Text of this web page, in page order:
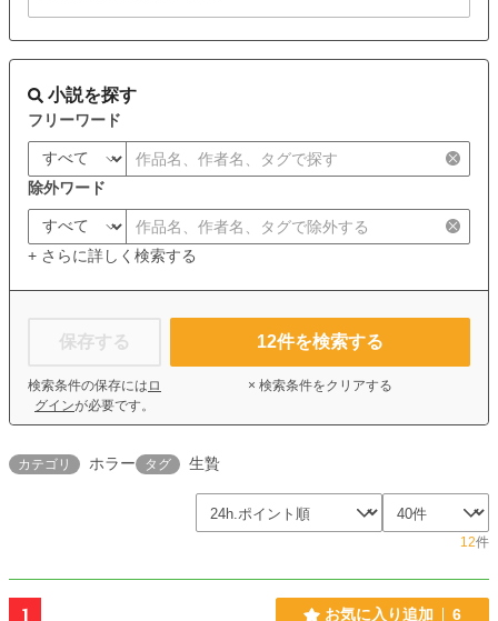
小説を探す
フリーワード
除外ワード
+ さらに詳しく検索する
保存する
検索条件の保存には ロ
グインが必要です。
12件を検索する
× 検索条件をクリアする
カテゴリ ホラー タグ 生贄
12件
1 お気に入り追加 6